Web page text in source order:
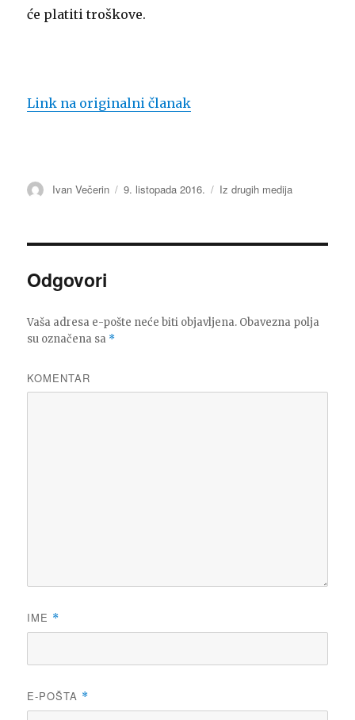
će platiti troškove.
Link na originalni članak
Autor
Ivan Večerin
Objavljeno
9. listopada 2016. Kategorije
Iz drugih medija
Odgovori
Vaša adresa e-pošte neće biti objavljena. Obavezna polja
su označena sa *
KOMENTAR
IME *
E-POŠTA *